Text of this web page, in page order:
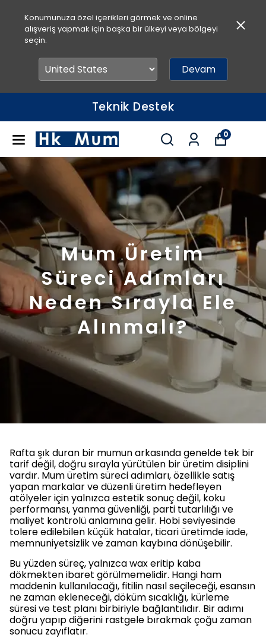
Konumunuza özel içerikleri görmek ve online
alışveriş yapmak için başka bir ülkeyi veya bölgeyi
seçin.
Devam
Hızlı Teslimat
0
Mum Üretim
Süreci Adımları
Neden Sırayla Ele
Alınmalı?
Rafta şık duran bir mumun arkasında genelde tek bir
tarif değil, doğru sırayla yürütülen bir üretim disiplini
vardır. Mum üretim süreci adımları, özellikle satış
yapan markalar ve düzenli üretim hedefleyen
atölyeler için yalnızca estetik sonuç değil, koku
performansı, yanma güvenliği, parti tutarlılığı ve
maliyet kontrolü anlamına gelir. Hobi seviyesinde
tolere edilebilen küçük hatalar, ticari üretimde iade,
memnuniyetsizlik ve zaman kaybına dönüşebilir.
Bu yüzden süreç, yalnızca wax eritip kaba
dökmekten ibaret görülmemelidir. Hangi ham
maddenin kullanılacağı, fitilin nasıl seçileceği, esansın
ne zaman ekleneceği, döküm sıcaklığı, kürleme
süresi ve test planı birbiriyle bağlantılıdır. Bir adımı
doğru yapıp diğerini rastgele bırakmak çoğu zaman
sonucu zayıflatır.